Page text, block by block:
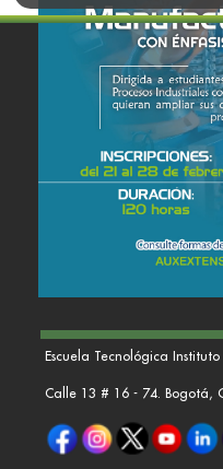
Escuela Tecnológica
Calle 13 # 16 - 74. Bogotá,